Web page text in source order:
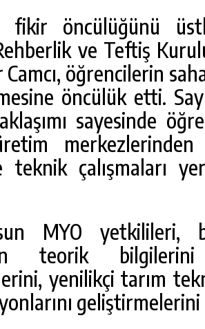
fikir öncülüğünü
ve Teftiş
Camcı, öğrencilerin
öncülük etti.
sayesinde
teknik çalışmaları
MYO
teorik bilgilerini
yenilikçi tarım
geliştirmelerini